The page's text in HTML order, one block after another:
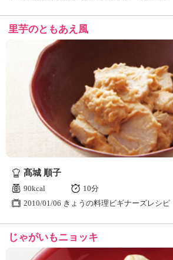
里芋のともあえ風
髙城 順子
90kcal
10分
2010/01/06 きょうの料理ビギナーズレシピ
じゃがいもニョッキ